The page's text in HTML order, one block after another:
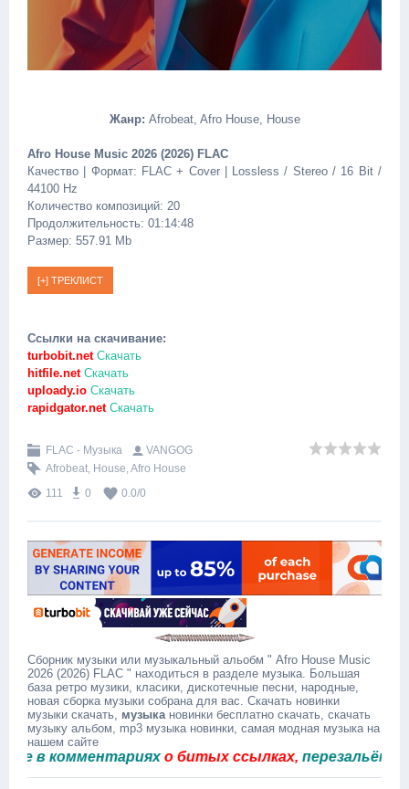
Жанр: Afrobeat, Afro House, House
Afro House Music 2026 (2026) FLAC
Качество | Формат: FLAC + Cover | Lossless / Stereo / 16 Bit /
44100 Hz
Количество композиций: 20
Продолжительность: 01:14:48
Размер: 557.91 Mb
Ссылки на скачивание:
turbobit.netСкачать
hitfile.netСкачать
uploady.io Скачать
rapidgator.netСкачать
FLAC - Музыка
VANGOG
Afrobeat, House,Afro House
111
0 0.0/0
Сборник музыки или музыкальный альобм " Afro House Music
2026 (2026) FLAC " находиться в разделе музыка. Большая
база ретро музики, класики, дискотечные песни, народные,
новая сборка музыки собрана для вас. Скачать новинки
музыки скачать, музыкановинки бесплатно скачать, скачать
музыку альбом, mp3 музыка новинки, самая модная музыка на
нашем сайте
комментарияхо битых ссылках,перезальём